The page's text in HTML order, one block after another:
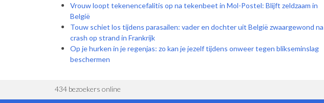
Vrouw loopt tekenencefalitis op na tekenbeet in Mol-Postel: Blijft zeldzaam in
België
Touw schiet los tijdens parasailen: vader en dochter uit België zwaargewond na
crash op strand in Frankrijk
Op je hurken in je regenjas: zo kan je jezelf tijdens onweer tegen blikseminslag
beschermen
434 bezoekers online